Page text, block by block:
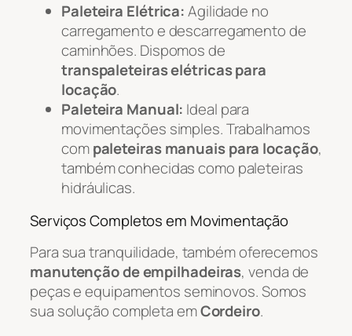
Paleteira Elétrica:Agilidade no
carregamento e descarregamento de
caminhões. Dispomos de
transpaleteiras elétricas para
locação.
Paleteira Manual: Ideal para
movimentações simples. Trabalhamos
compaleteiras manuais para locação,
também conhecidas como paleteiras
hidráulicas.
Serviços Completos em Movimentação
Para sua tranquilidade, também oferecemos
manutenção de empilhadeiras, venda de
peças e equipamentos seminovos. Somos
sua solução completa emCordeiro.